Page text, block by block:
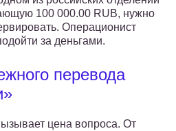
100 000.00 RUB, нужно
Операционист
за деньгами.
перевода
цена вопроса. От